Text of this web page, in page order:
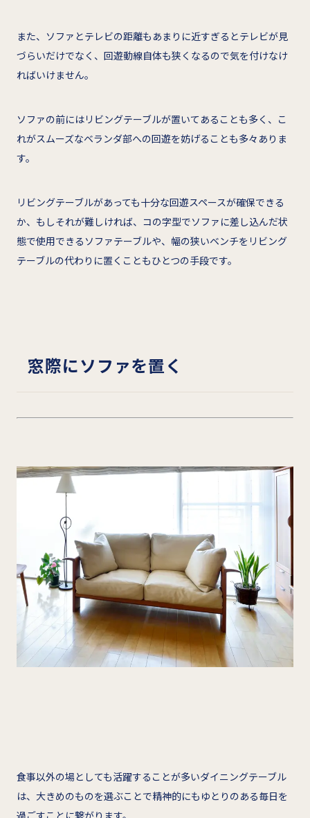
また、ソファとテレビの距離もあまりに近すぎるとテレビが見
づらいだけでなく、回遊動線自体も狭くなるので気を付けなけ
ればいけません。
ソファの前にはリビングテーブルが置いてあることも多く、こ
れがスムーズなベランダ部への回遊を妨げることも多々ありま
す。
リビングテーブルがあっても十分な回遊スペースが確保できる
か、もしそれが難しければ、コの字型でソファに差し込んだ状
態で使用できるソファテーブルや、幅の狭いベンチをリビング
テーブルの代わりに置くこともひとつの手段です。
窓際にソファを置く
食事以外の場としても活躍することが多いダイニングテーブル
は、大きめのものを選ぶことで精神的にもゆとりのある毎日を